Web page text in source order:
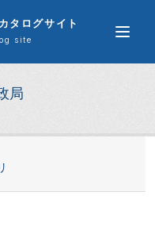
タログサイト
site
局